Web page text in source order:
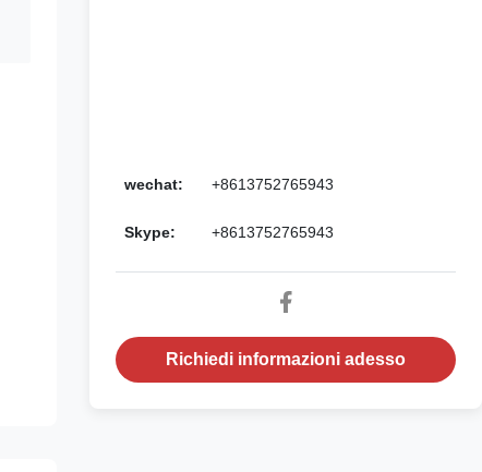
wechat: +8613752765943
Skype: +8613752765943
Richiedi informazioni adesso